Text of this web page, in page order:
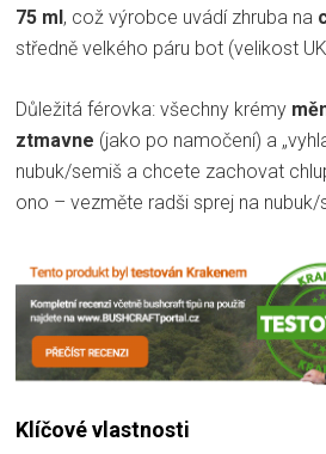
75 ml, což výrobce uvádí zhruba na
středně velkého páru bot (velikost
Důležitá férovka: všechny krémy
ztmavne (jako po namočení) a
nubuk/semiš a chcete zachovat
ono – vezměte radši sprej na nubuk/
Klíčové vlastnosti